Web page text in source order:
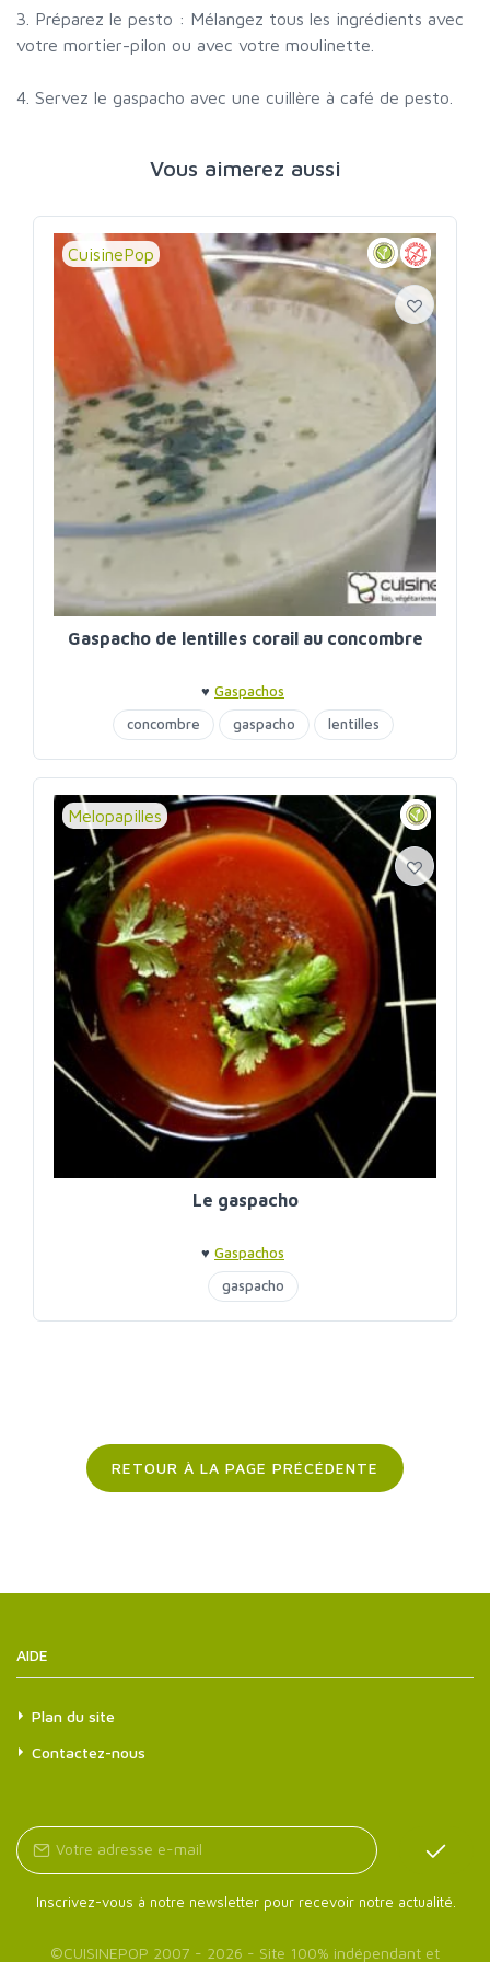
3. Préparez le pesto : Mélangez tous les ingrédients avec
votre mortier-pilon ou avec votre moulinette.
4. Servez le gaspacho avec une cuillère à café de pesto.
Vous aimerez aussi
CuisinePop
Gaspacho de lentilles corail au concombre
♥ Gaspachos
concombre
gaspacho lentilles
Melopapilles
Le gaspacho
♥ Gaspachos
gaspacho
RETOUR À LA PAGE PRÉCÉDENTE
AIDE
Plan du site
Contactez-nous
Inscrivez-vous à notre newsletter pour recevoir notre actualité.
©CUISINEPOP 2007 - 2026 - Site 100% indépendant et